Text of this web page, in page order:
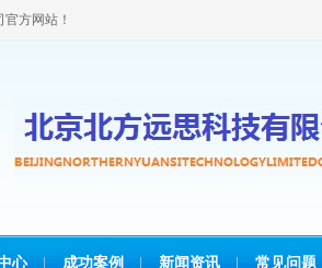
方网站！
心 成功案例 新闻资讯 常见问题